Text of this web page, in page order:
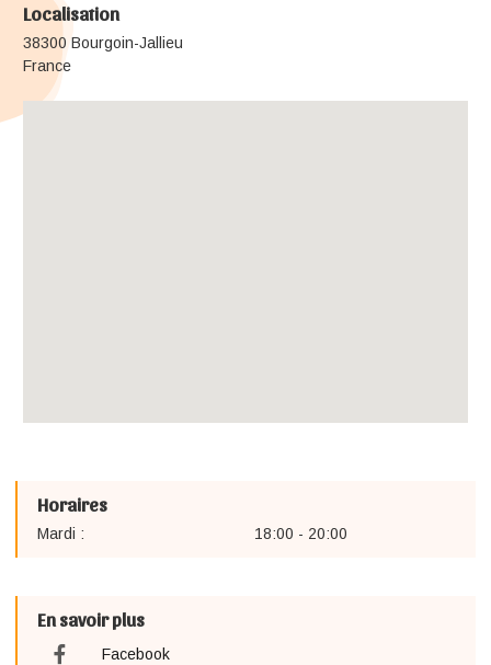
Localisation
38300 Bourgoin-Jallieu
France
Horaires
Mardi : 18:00 - 20:00
En savoir plus
Facebook